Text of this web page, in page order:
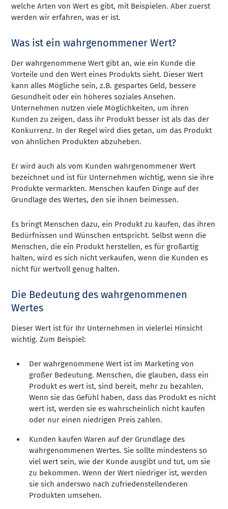
welche Arten von Wert es gibt, mit Beispielen. Aber zuerst
werden wir erfahren, was er ist.
Was ist ein wahrgenommener Wert?
Der wahrgenommene Wert gibt an, wie ein Kunde die
Vorteile und den Wert eines Produkts sieht. Dieser Wert
kann alles Mögliche sein, z.B. gespartes Geld, bessere
Gesundheit oder ein höheres soziales Ansehen.
Unternehmen nutzen viele Möglichkeiten, um ihren
Kunden zu zeigen, dass ihr Produkt besser ist als das der
Konkurrenz. In der Regel wird dies getan, um das Produkt
von ähnlichen Produkten abzuheben.
Er wird auch als vom Kunden wahrgenommener Wert
bezeichnet und ist für Unternehmen wichtig, wenn sie ihre
Produkte vermarkten. Menschen kaufen Dinge auf der
Grundlage des Wertes, den sie ihnen beimessen.
Es bringt Menschen dazu, ein Produkt zu kaufen, das ihren
Bedürfnissen und Wünschen entspricht. Selbst wenn die
Menschen, die ein Produkt herstellen, es für großartig
halten, wird es sich nicht verkaufen, wenn die Kunden es
nicht für wertvoll genug halten.
Die Bedeutung des wahrgenommenen
Wertes
Dieser Wert ist für Ihr Unternehmen in vielerlei Hinsicht
wichtig. Zum Beispiel:
Der wahrgenommene Wert ist im Marketing von
großer Bedeutung. Menschen, die glauben, dass ein
Produkt es wert ist, sind bereit, mehr zu bezahlen.
Wenn sie das Gefühl haben, dass das Produkt es nicht
wert ist, werden sie es wahrscheinlich nicht kaufen
oder nur einen niedrigen Preis zahlen.
Kunden kaufen Waren auf der Grundlage des
wahrgenommenen Wertes. Sie sollte mindestens so
viel wert sein, wie der Kunde ausgibt und tut, um sie
zu bekommen. Wenn der Wert niedriger ist, werden
sie sich anderswo nach zufriedenstellenderen
Produkten umsehen.